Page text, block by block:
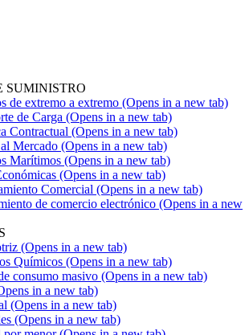
SUMINISTRO
de extremo a extremo (Opens in a new tab)
de Carga (Opens in a new tab)
Contractual (Opens in a new tab)
Mercado (Opens in a new tab)
Marítimos (Opens in a new tab)
(Opens in a new tab)
Comercial (Opens in a new tab)
de comercio electrónico (Opens in a new
(Opens in a new tab)
Químicos (Opens in a new tab)
consumo masivo (Opens in a new tab)
in a new tab)
(Opens in a new tab)
(Opens in a new tab)